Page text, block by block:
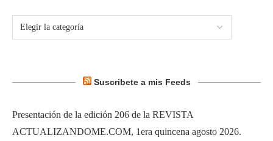
Suscribete a mis Feeds
Presentación de la edición 206 de la REVISTA
ACTUALIZANDOME.COM, 1era quincena agosto 2026.